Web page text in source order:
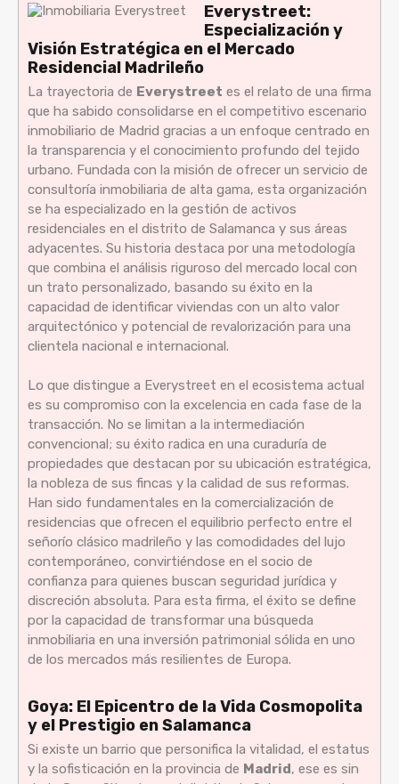
Everystreet:
Especialización y
Visión Estratégica en el Mercado
Residencial Madrileño
La trayectoria de Everystreet es el relato de una firma
que ha sabido consolidarse en el competitivo escenario
inmobiliario de Madrid gracias a un enfoque centrado en
la transparencia y el conocimiento profundo del tejido
urbano. Fundada con la misión de ofrecer un servicio de
consultoría inmobiliaria de alta gama, esta organización
se ha especializado en la gestión de activos
residenciales en el distrito de Salamanca y sus áreas
adyacentes. Su historia destaca por una metodología
que combina el análisis riguroso del mercado local con
un trato personalizado, basando su éxito en la
capacidad de identificar viviendas con un alto valor
arquitectónico y potencial de revalorización para una
clientela nacional e internacional.
Lo que distingue a Everystreet en el ecosistema actual
es su compromiso con la excelencia en cada fase de la
transacción. No se limitan a la intermediación
convencional; su éxito radica en una curaduría de
propiedades que destacan por su ubicación estratégica,
la nobleza de sus fincas y la calidad de sus reformas.
Han sido fundamentales en la comercialización de
residencias que ofrecen el equilibrio perfecto entre el
señorío clásico madrileño y las comodidades del lujo
contemporáneo, convirtiéndose en el socio de
confianza para quienes buscan seguridad jurídica y
discreción absoluta. Para esta firma, el éxito se define
por la capacidad de transformar una búsqueda
inmobiliaria en una inversión patrimonial sólida en uno
de los mercados más resilientes de Europa.
Goya: El Epicentro de la Vida Cosmopolita
y el Prestigio en Salamanca
Si existe un barrio que personifica la vitalidad, el estatus
y la sofisticación en la provincia de Madrid, ese es sin